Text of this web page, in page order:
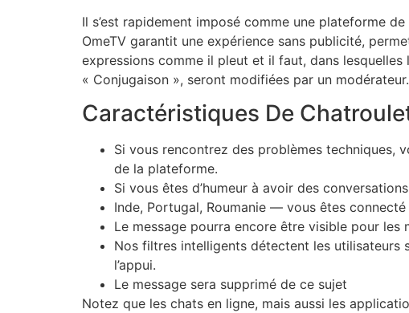
Il s’est rapidement imposé comme une plateforme
OmeTV garantit une expérience sans publicité,
expressions comme il pleut et il faut, dans
« Conjugaison », seront modifiées par un modérateur.
Caractéristiques De
Si vous rencontrez des problèmes techniques,
de la plateforme.
Si vous êtes d’humeur à avoir des
Inde, Portugal, Roumanie — vous êtes
Le message pourra encore être visible pour les
Nos filtres intelligents détectent les utilisateurs
l’appui.
Le message sera supprimé de ce sujet
Notez que les chats en ligne, mais aussi les